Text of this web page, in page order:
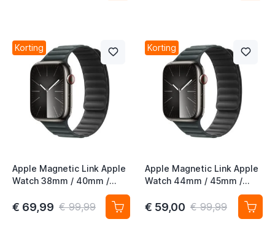
Korting
Apple Magnetic Link Apple
Watch 38mm / 40mm /
41mm / 42mm Evergreen
M/L
€ 69,99 € 99,99
Korting
Apple Magnetic Link Apple
Watch 44mm / 45mm /
46mm / 49mm Evergreen
S/M
€ 59,00 € 99,99